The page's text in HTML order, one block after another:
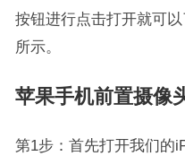
按钮进行点击打开就可
所示。
苹果手机前置摄像
第1步：首先打开我们的